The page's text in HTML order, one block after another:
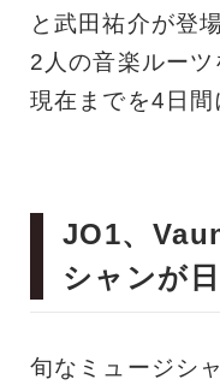
と武田祐介が登
2人の音楽ルー
現在までを4日間
JO1、
シャンが
旬なミュージシ